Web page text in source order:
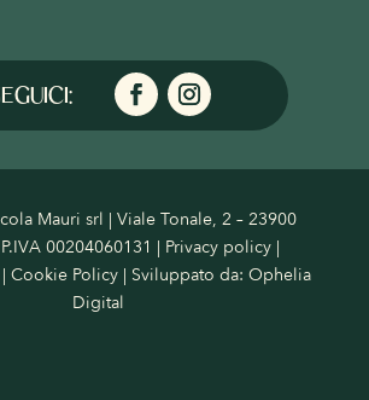
Mauri srl | Viale Tonale, 2 – 23900
00204060131 | Privacy policy |
|Cookie Policy | Sviluppato da:Ophelia
Digital